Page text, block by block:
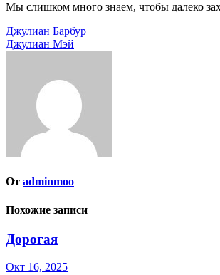
Мы слишком много знаем, чтобы далеко
Навигация
по
Джулиан Барбур
Джулиан Мэй
От adminmoo
Похожие записи
Дорогая
Окт 16, 2025